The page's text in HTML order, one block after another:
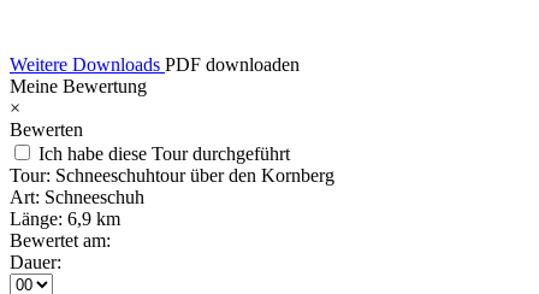
Weitere Downloads PDF downloaden
Meine Bewertung
×
Bewerten
Ich habe diese Tour durchgeführt
Tour: Schneeschuhtour über den Kornberg
Art: Schneeschuh
Länge: 6,9 km
Bewertet am:
Dauer: